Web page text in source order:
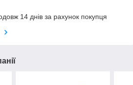
14 днів за рахунок покупця